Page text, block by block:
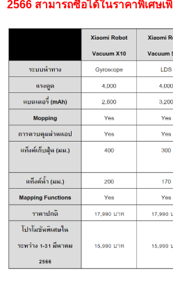
2566 สามารถซื้อได้ในราคาพิเศษเ